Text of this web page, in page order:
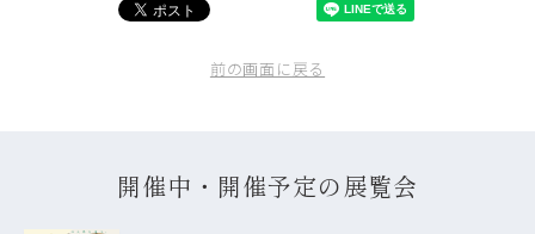
前の画面に戻る
開催中・開催予定の展覧会